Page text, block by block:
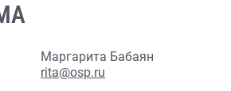
Маргарита Бабаян
rita@osp.ru